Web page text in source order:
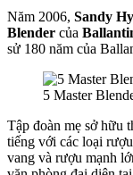
Năm 2006, Sandy
Blender của
sử 180 năm của
5 Master
Tập đoàn mẹ sở hữu
tiếng với các loại
vang và rượu mạnh